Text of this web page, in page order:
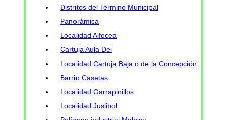
Distritos del Termino Municipal
Panorámica
Localidad Alfocea
Cartuja Aula Dei
Localidad Cartuja Baja o de la Concepción
Barrio Casetas
Localidad Garrapinillos
Localidad Juslibol